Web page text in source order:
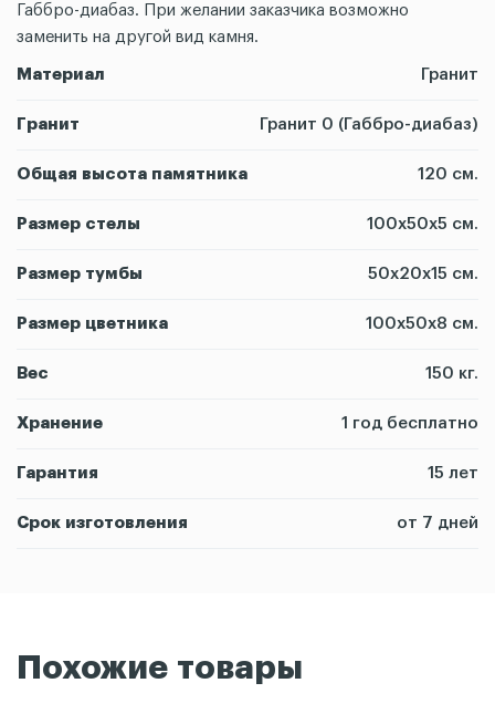
Габбро-диабаз. При желании заказчика возможно
заменить на другой вид камня.
Материал Гранит
Гранит Гранит 0 (Габбро-диабаз)
Общая высота памятника 120 см.
Размер стелы 100х50х5 см.
Размер тумбы 50х20х15 см.
Размер цветника 100х50х8 см.
Вес 150 кг.
Хранение 1 год бесплатно
Гарантия 15 лет
Срок изготовления от 7 дней
Похожие товары